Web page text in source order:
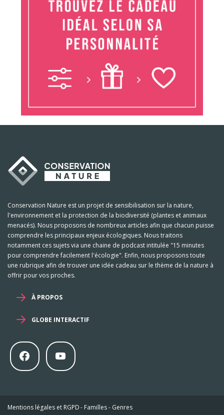
Conservation Nature est un projet de sensibilisation sur la nature,
l'environnement et la protection de la biodiversité (plantes et animaux
menacés). Nous proposons de nombreux articles afin que chacun puisse
comprendre les principaux enjeux écologiques. Nous traitons
notamment ces sujets via une chaine de podcast intitulée "15 minutes
pour comprendre facilement l'écologie". Enfin, nous proposons toute
une rubrique afin de trouver une idée cadeau sur le thème de la nature à
offrir pour vos proches.
À PROPOS
GLOBE INTERACTIF
Mentions légales et RGPD- Familles- Genres